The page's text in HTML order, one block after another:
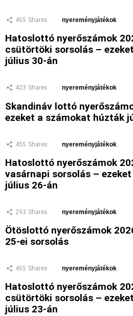
455 Shares nyereményjátékok
Hatoslottó nyerőszámok
csütörtöki sorsolás –
július 30-án
423 Shares nyereményjátékok
Skandináv lottó
ezeket a számokat húzták
455 Shares nyereményjátékok
Hatoslottó nyerőszámok
vasárnapi sorsolás –
július 26-án
293 Shares nyereményjátékok
Ötöslottó nyerőszámok
25-ei sorsolás
455 Shares nyereményjátékok
Hatoslottó nyerőszámok
csütörtöki sorsolás –
július 23-án